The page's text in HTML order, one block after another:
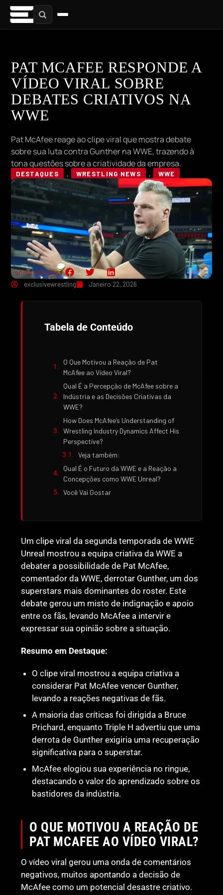
PAT MCAFEE RESPONDE A
VÍDEO VIRAL SOBRE
DEBATES CRIATIVOS NA
WWE
Pat McAfee reage ao clipe viral que mostra debate
sobre sua luta contra Gunther na WWE, trazendo à
tona questões sobre a criatividade da empresa.
DESTAQUES , WRESTLING NEWS , WWE
Partilha este artigo:
exclusivewrestling
Janeiro 22, 2026
Tabela de Conteúdo
O Que Motivou a Reação de Pat
McAfee ao Vídeo Viral?
Qual É a Percepção de McAfee sobre a
Indústria e as Decisões Criativas da
WWE?
How Does McAfee’s Understanding of
Wrestling Industry Dynamics Affect His
Perspective?
Veja também:
Qual É o Futuro da WWE e a Reação a
Concepções como WWE Unreal?
Você Vai Gostar
Um clipe viral da segunda temporada de WWE
Unreal mostrou a equipa criativa da WWE a
debater a possibilidade de Pat McAfee,
comentador da WWE, derrotar Gunther, um dos
superstars mais dominantes do roster. Este
debate gerou um misto de indignação e apoio
entre os fãs, levando McAfee a intervir e
expressar sua opinião sobre a situação.
Resumo em Destaque:
O clipe viral mostrou a equipa criativa a
considerar Pat McAfee vencer Gunther,
levando a reações negativas de fãs.
A maioria das críticas foi dirigida a Bruce
Prichard, enquanto Triple H advertiu que uma
derrota de Gunther exigiria uma recuperação
significativa para o superstar.
McAfee elogiou sua experiência no ringue,
destacando o valor do aprendizado sobre os
bastidores da indústria.
O QUE MOTIVOU A REAÇÃO DE
PAT MCAFEE AO VÍDEO VIRAL?
O vídeo viral gerou uma onda de comentários
negativos, muitos apontando a decisão de
McAfee como um potencial desastre criativo.